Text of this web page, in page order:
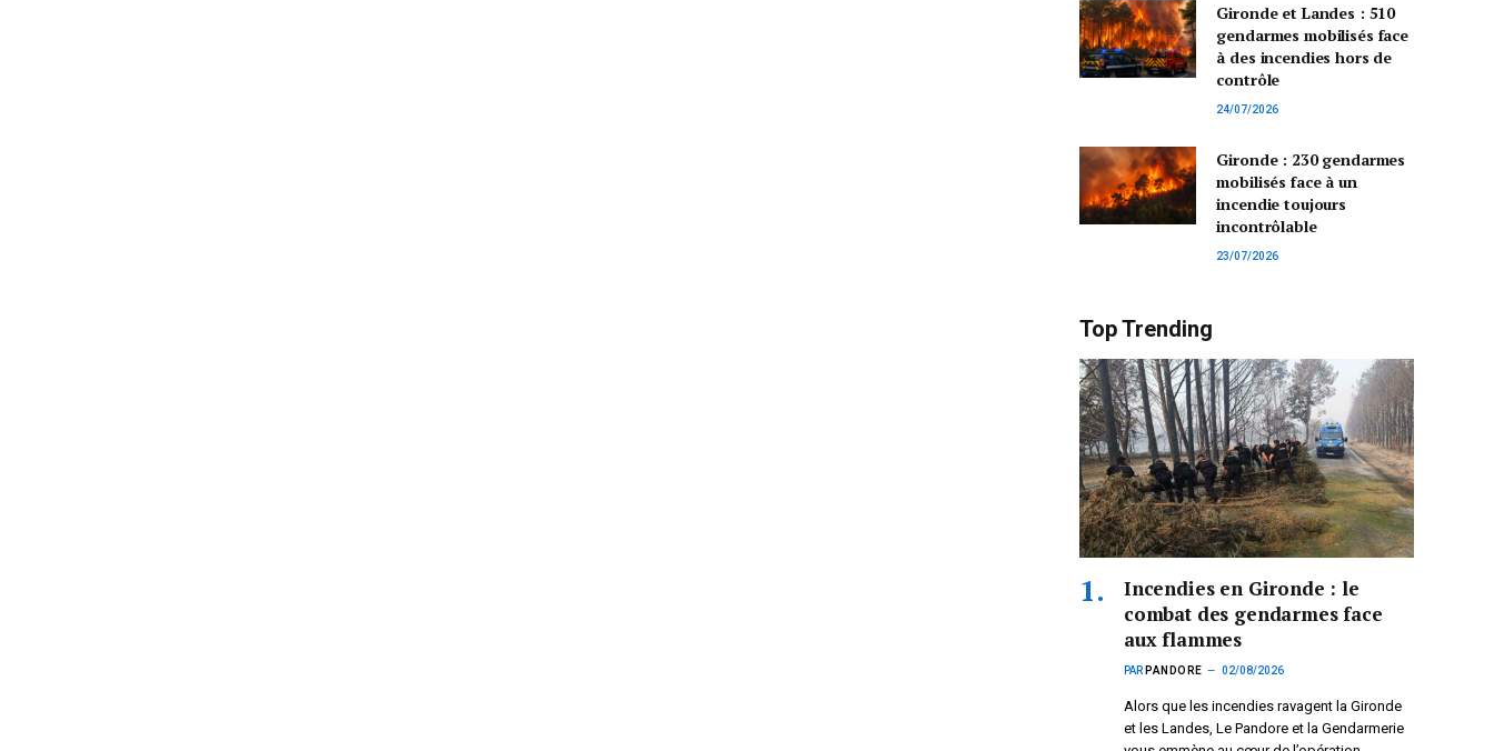
Gironde et Landes : 510
gendarmes mobilisés face
à des incendies hors de
contrôle
24/07/2026
Gironde : 230 gendarmes
mobilisés face à un
incendie toujours
incontrôlable
23/07/2026
Top Trending
Incendies en Gironde : le
combat des gendarmes face
aux flammes
PAR PANDORE 02/08/2026
Alors que les incendies ravagent la Gironde
et les Landes, Le Pandore et la Gendarmerie